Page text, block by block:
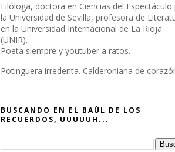
Filóloga, doctora en Ciencias del Espectáculo
la Universidad de Sevilla, profesora de
en la Universidad Internacional de La Rioja
(UNIR).
Poeta siempre y youtuber a ratos.
Potinguera irredenta. Calderoniana de
BUSCANDO EN EL BAÚL DE LOS
RECUERDOS, UUUUUH...